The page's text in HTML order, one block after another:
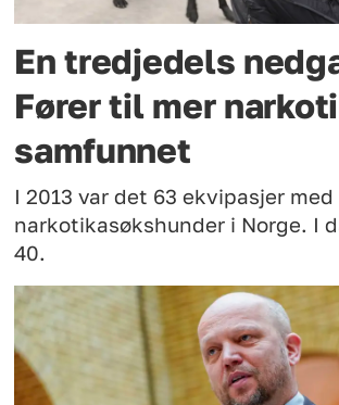
En tredjedels
Fører til mer
samfunnet
I 2013 var det 63 ekvipasjer med
narkotikasøkshunder i Norge. I
40.